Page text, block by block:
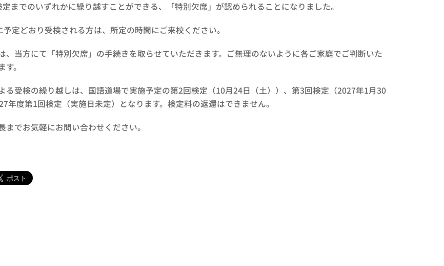
までのいずれかに繰り越すことができる、「特別欠席」が認められることになりました。
定どおり受検される方は、所定の時間にご来校ください。
、当方にて「特別欠席」の手続きを取らせていただきます。ご無理のないように各ご家庭でご判断いた
。
る受検の繰り越しは、国語道場で実施予定の第2回検定（10月24日（土））、第3回検定（2027年1月30
年度第1回検定（実施日未定）となります。検定料の返還はできません。
までお気軽にお問い合わせください。